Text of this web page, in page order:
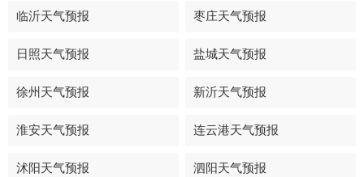
临沂天气预报 枣庄天气预报
日照天气预报 盐城天气预报
徐州天气预报 新沂天气预报
淮安天气预报 连云港天气预报
沭阳天气预报 泗阳天气预报